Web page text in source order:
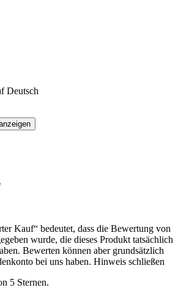
Deutsch
Kauf“ bedeutet, dass die Bewertung von
wurde, die dieses Produkt tatsächlich
Bewerten können aber grundsätzlich
bei uns haben. Hinweis schließen
5 Sternen.